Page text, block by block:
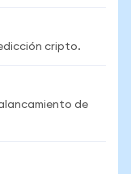
cripto.
de